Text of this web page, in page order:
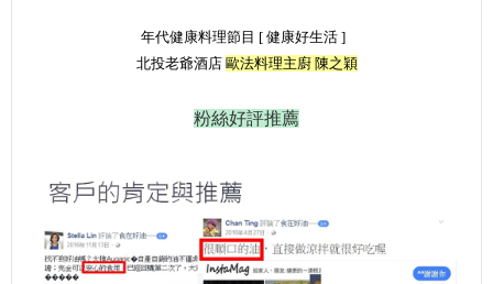
年代健康料理節目 [ 健康好生活 ]
北投老爺酒店 歐法料理主廚 陳之穎
粉絲好評推薦